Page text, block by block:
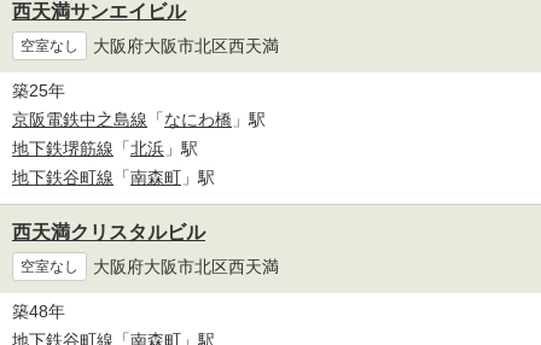
西天満サンエイビル
空室なし 大阪府大阪市北区西天満
築25年
京阪電鉄中之島線 「なにわ橋 」駅
地下鉄堺筋線 「北浜 」駅
地下鉄谷町線 「南森町 」駅
西天満クリスタルビル
空室なし 大阪府大阪市北区西天満
築48年
地下鉄谷町線 「南森町 」駅